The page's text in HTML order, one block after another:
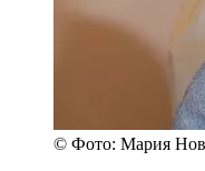
© Фото: Мария